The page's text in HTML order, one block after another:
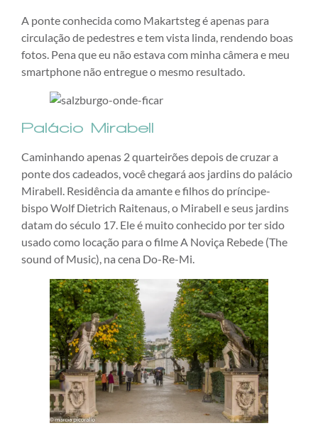
A ponte conhecida como Makartsteg é apenas para
circulação de pedestres e tem vista linda, rendendo boas
fotos. Pena que eu não estava com minha câmera e meu
smartphone não entregue o mesmo resultado.
Palácio Mirabell
Caminhando apenas 2 quarteirões depois de cruzar a
ponte dos cadeados, você chegará aos jardins do palácio
Mirabell. Residência da amante e filhos do príncipe-
bispo Wolf Dietrich Raitenaus, o Mirabell e seus jardins
datam do século 17. Ele é muito conhecido por ter sido
usado como locação para o filme A Noviça Rebede (The
sound of Music), na cena Do-Re-Mi.